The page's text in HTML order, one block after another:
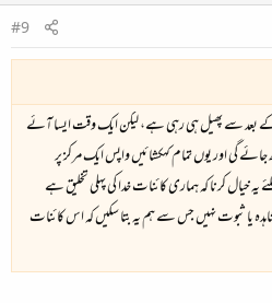
#9
بعد سے پھیل ہی رہی ہے، لیکن ایک وقت ایسا آئے
گی اور یوں تمام کہکشائیں واپس ایک مرکز پر
خیال کرنا کہ ہماری کائنات خدا کی پہلی تخلیق ہے
یا ثبوت نہیں جس سے ہم یہ بتا سکیں کہ اس کائنات